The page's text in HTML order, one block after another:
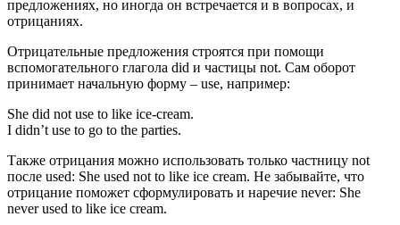
предложениях, но иногда он встречается и в вопросах, и
отрицаниях.
Отрицательные предложения строятся при помощи
вспомогательного глагола did и частицы not. Сам оборот
принимает начальную форму – use, например:
She did not use to like ice-cream.
I didn’t use to go to the parties.
Также отрицания можно использовать только частницу not
после used: She used not to like ice cream. Не забывайте, что
отрицание поможет сформулировать и наречие never: She
never used to like ice cream.